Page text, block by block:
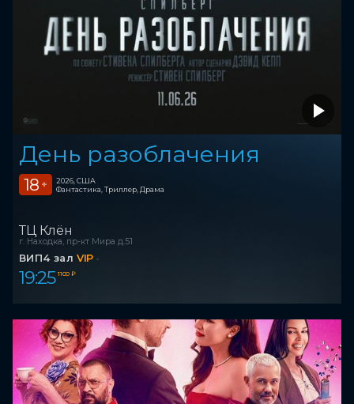
День разоблачения
18 +
2026, США
Фантастика, Триллер, Драма
ТЦ Клён
г. Находка, пр-кт Мира д.51
ВИП4 зал VIP
19:25 1 100 ₽